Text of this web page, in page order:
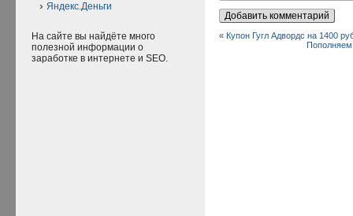
« Купон Гугл Адвордс на 1400
Пополняем
Яндекс.Деньги
На сайте вы найдёте много
полезной информации о
заработке в интернете и SEO.